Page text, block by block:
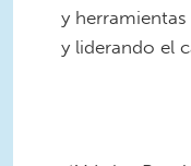
y
y liderando el